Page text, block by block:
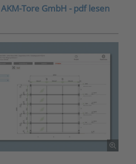
Tore GmbH - pdf lesen